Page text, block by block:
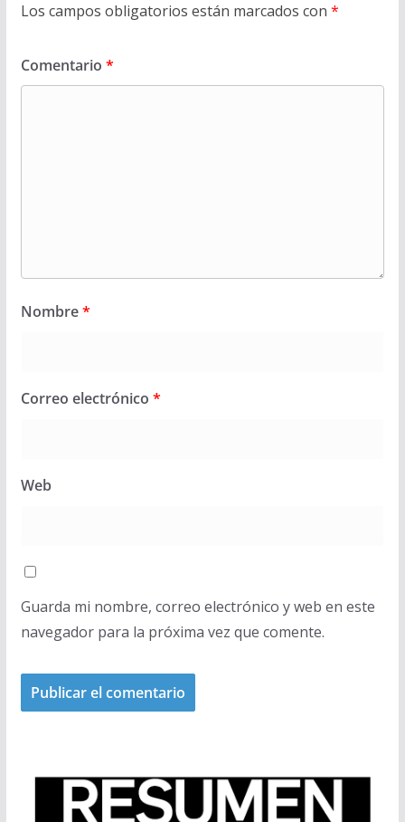
Los campos obligatorios están marcados con *
Comentario *
Nombre*
Correo electrónico *
Web
Guarda mi nombre, correo electrónico y web en este
navegador para la próxima vez que comente.